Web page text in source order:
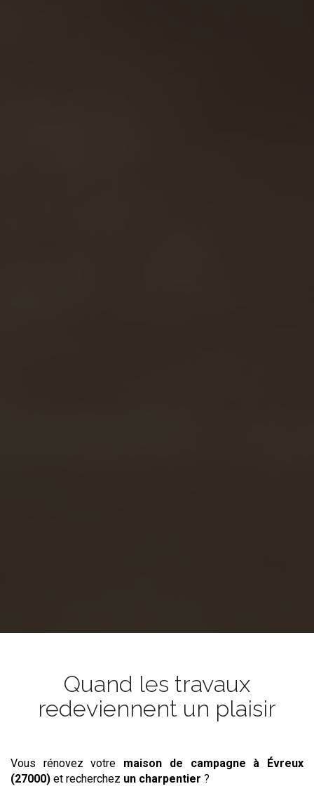
Quand les travaux
redeviennent un plaisir
Vous rénovez votre maison de campagne à Évreux
(27000) et recherchez un charpentier ?